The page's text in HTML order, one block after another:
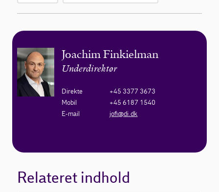
Joachim Finkielman
Underdirektør
Direkte
+45 3377 3673
Mobil
+45 6187 1540
E-mail
jofi@di.dk
Relateret indhold